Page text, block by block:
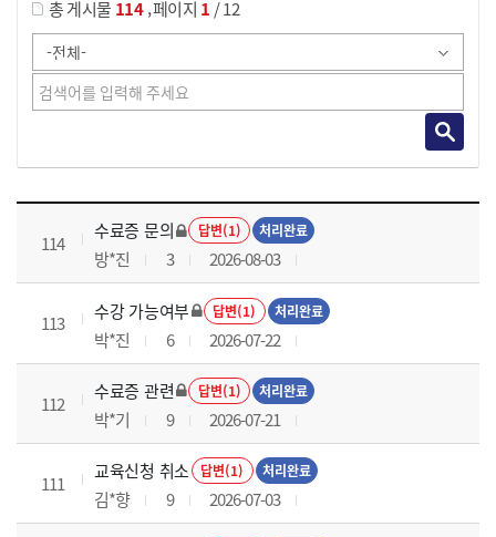
총 게시물 114,페이지 1 / 12
국가회계이론 과정 목록 으로 번호, 제목, 작성자, 조회수, 등록 일로 나열 되고 있습니다.
114
수료증 문의 답변(1) 처리완료
방*진 3 2026-08-03
113
수강 가능여부 답변(1) 처리완료
박*진 6 2026-07-22
112
수료증 관련 답변(1) 처리완료
박*기 9 2026-07-21
111
교육신청 취소 답변(1) 처리완료
김*향 9 2026-07-03